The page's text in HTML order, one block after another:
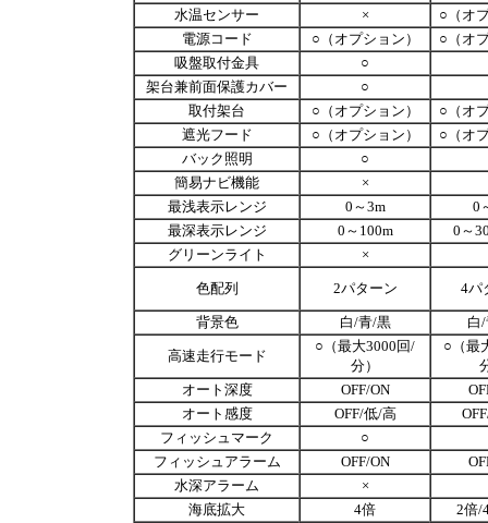
水温センサー
×
○（オ
電源コード
○（オプション）
○（オ
吸盤取付金具
○
架台兼前面保護カバー
○
取付架台
○（オプション）
○（オ
遮光フード
○（オプション）
○（オ
バック照明
○
簡易ナビ機能
×
最浅表示レンジ
0～3m
0
最深表示レンジ
0～100m
0～
グリーンライト
×
色配列 2パターン 4パ
背景色 白/青/黒 白
高速走行モード
○（最大3000回/
分）
○（最
オート深度
OFF/ON
オート感度
OFF/低/高
フィッシュマーク
○
フィッシュアラーム
OFF/ON
水深アラーム
×
海底拡大
4倍
2倍/